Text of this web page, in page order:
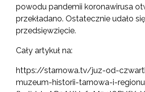
powodu pandemii koronawirusa
przekładano. Ostatecznie udało
przedsięwzięcie.
Cały artykuł na:
https://starnowa.tv/juz-od-
muzeum-historii-tarnowa-i-